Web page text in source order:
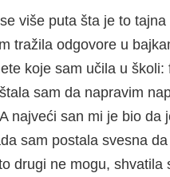
više puta šta je to
tražila odgovore u
koje sam učila u školi:
sam da napravim
najveći san mi je bio da
sam postala svesna
drugi ne mogu, shvatila